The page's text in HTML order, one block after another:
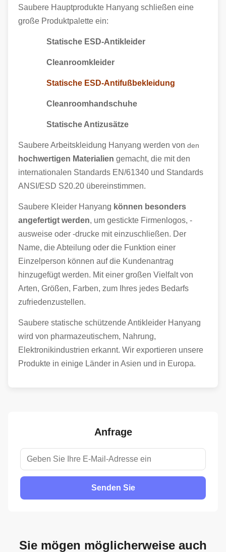
Saubere Hauptprodukte Hanyang schließen eine
große Produktpalette ein:
Statische ESD-Antikleider
Cleanroomkleider
Statische ESD-Antifußbekleidung
Cleanroomhandschuhe
Statische Antizusätze
Saubere Arbeitskleidung Hanyang werden von den
hochwertigen Materialien gemacht, die mit den
internationalen Standards EN/61340 und Standards
ANSI/ESD S20.20 übereinstimmen.
Saubere Kleider Hanyang können besonders
angefertigt werden, um gestickte Firmenlogos, -
ausweise oder -drucke mit einzuschließen. Der
Name, die Abteilung oder die Funktion einer
Einzelperson können auf die Kundenantrag
hinzugefügt werden. Mit einer großen Vielfalt von
Arten, Größen, Farben, zum Ihres jedes Bedarfs
zufriedenzustellen.
Saubere statische schützende Antikleider Hanyang
wird von pharmazeutischem, Nahrung,
Elektronikindustrien erkannt. Wir exportieren unsere
Produkte in einige Länder in Asien und in Europa.
Anfrage
Senden Sie
Sie mögen möglicherweise auch